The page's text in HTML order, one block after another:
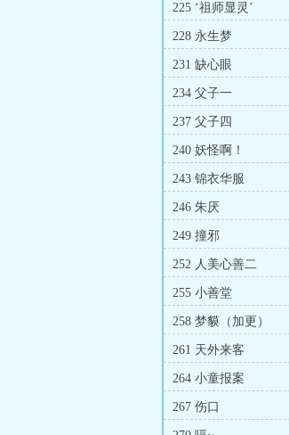
225 ‘祖师显灵’
228 永生梦
231 缺心眼
234 父子一
237 父子四
240 妖怪啊！
243 锦衣华服
246 朱厌
249 撞邪
252 人美心善二
255 小善堂
258 梦貘（加更）
261 天外来客
264 小童报案
267 伤口